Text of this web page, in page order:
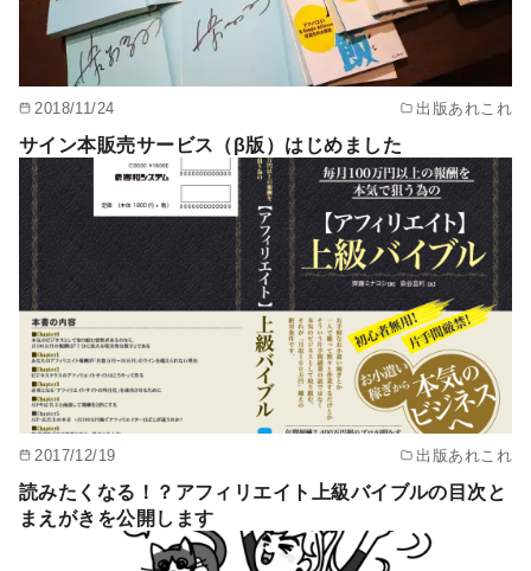
2018/11/24 出版あれこれ
サイン本販売サービス（β版）はじめました
2017/12/19 出版あれこれ
読みたくなる！？アフィリエイト上級バイブルの目次と
まえがきを公開します